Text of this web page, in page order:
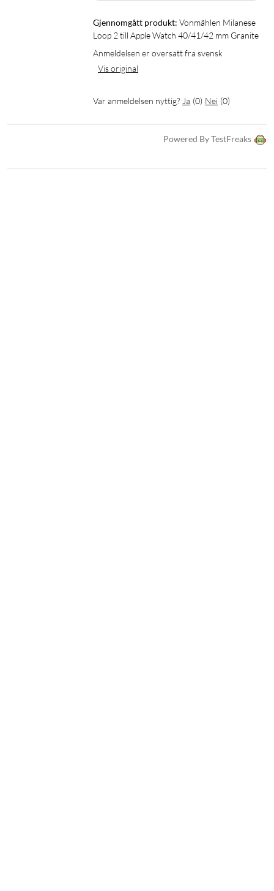
Gjennomgått produkt: Vonmählen Milanese
Loop 2 till Apple Watch 40/41/42 mm Granite
Anmeldelsen er oversatt fra svensk
Vis original
Var anmeldelsen nyttig? Ja (0) Nei (0)
Powered By TestFreaks